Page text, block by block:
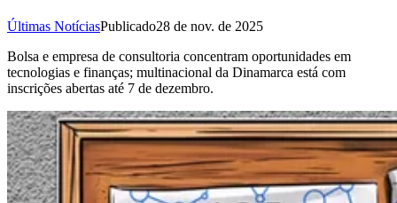
Últimas NotíciasPublicado28 de nov. de 2025
Bolsa e empresa de consultoria concentram oportunidades em
tecnologias e finanças; multinacional da Dinamarca está com
inscrições abertas até 7 de dezembro.